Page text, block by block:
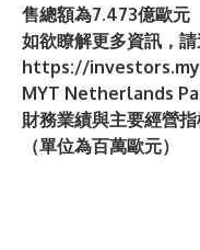
售總額為7.473億歐元
如欲瞭解更多資訊，
https://
MYT Netherlands
財務業績與主要經營
（單位為百萬歐元）